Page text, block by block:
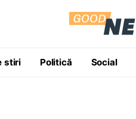
stiri Politică Social